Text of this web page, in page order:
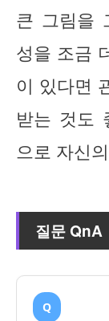
큰 그림을
성을 조금
이 있다면
받는 것도
으로 자신
질문 QnA
Q